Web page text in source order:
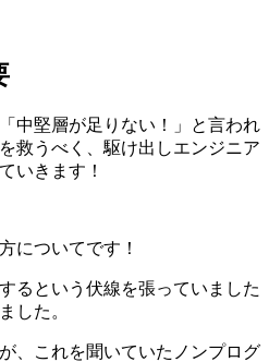
中堅層が足りない！」と言われ
救うべく、駆け出しエンジニア
いきます！
についてです！
るという伏線を張っていました
した。
、これを聞いていたノンプログ